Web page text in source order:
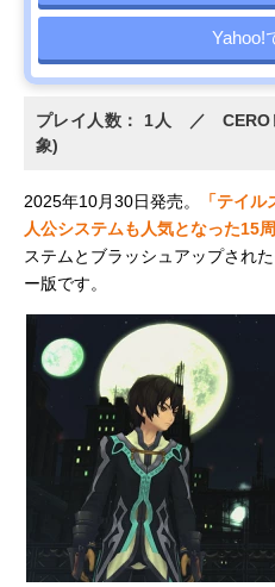
Yahoo!
プレイ人数： 1人 ／ CERO
象)
2025年10月30日発売。
「テイ
人公システムも人気となった15
ステムとブラッシュアップされ
ー版です。